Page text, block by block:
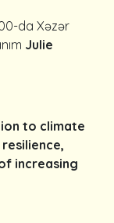
da Xəzər
Julie
to climate
increasing